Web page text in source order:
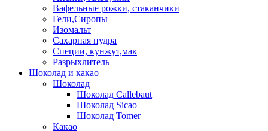
Вафельные рожки, стаканчики
Гели,Сиропы
Изомальт
Сахарная пудра
Специи, кунжут,мак
Разрыхлитель
Шоколад и какао
Шоколад
Шоколад Callebaut
Шоколад Sicao
Шоколад Tomer
Какао